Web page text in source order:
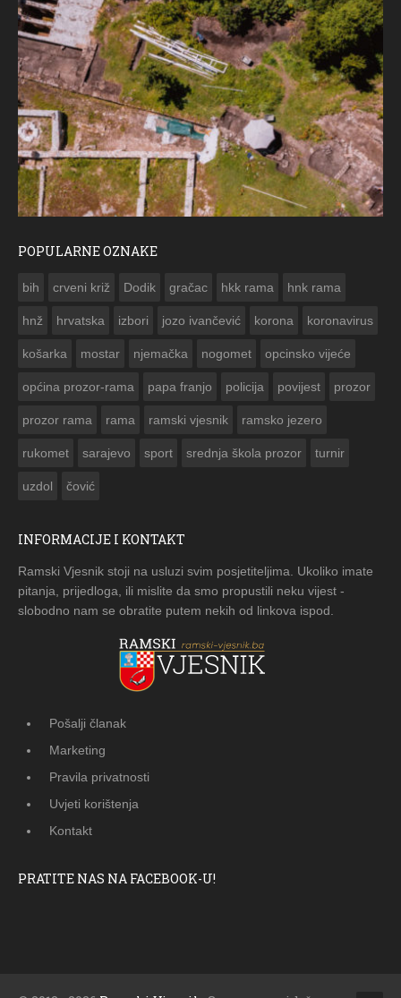
POPULARNE OZNAKE
bih crveni križ Dodik gračac hkk rama hnk rama
hnž hrvatska izbori jozo ivančević korona koronavirus
košarka mostar njemačka nogomet opcinsko vijeće
općina prozor-rama papa franjo policija povijest prozor
prozor rama rama ramski vjesnik ramsko jezero
rukomet sarajevo sport srednja škola prozor turnir
uzdol čović
INFORMACIJE I KONTAKT
Ramski Vjesnik stoji na usluzi svim posjetiteljima. Ukoliko imate
pitanja, prijedloga, ili mislite da smo propustili neku vijest -
slobodno nam se obratite putem nekih od linkova ispod.
Pošalji članak
Marketing
Pravila privatnosti
Uvjeti korištenja
Kontakt
PRATITE NAS NA FACEBOOK-U!